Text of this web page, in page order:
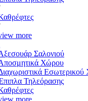
more
Σαλονιού
Χώρου
Τηλεόρασης
more